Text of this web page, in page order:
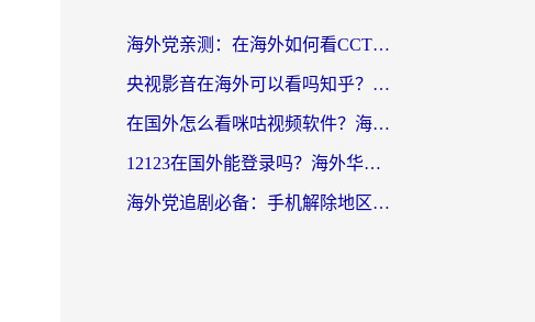
海外党亲测：在海外如何看CCTV？告别“仅限大陆播放”的实用指南
央视影音在海外可以看吗知乎？留学生亲测：3步解决地域限制+追剧自由
在国外怎么看咪咕视频软件？海外党亲测有效的回国加速方案
12123在国外能登录吗？海外华人必看的回国加速实用指南
海外党追剧必备：手机解除地区限制app怎么选？解决央视视频&国内剧地区限制全指南